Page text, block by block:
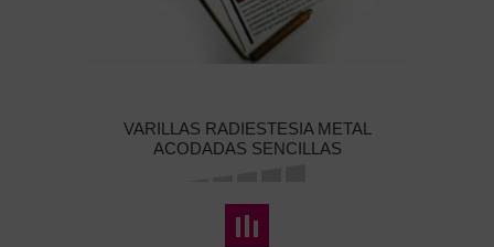
VARILLAS RADIESTESIA METAL
ACODADAS SENCILLAS